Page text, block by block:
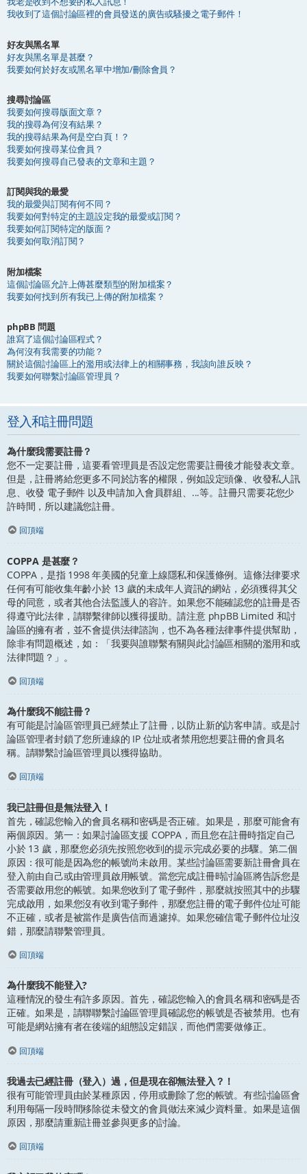
我收到了這個討論區裡的會員發送的廣告或騷擾之電子郵件！
好友與黑名單
好友與黑名單是甚麼？
我要如何於好友或黑名單中增加/刪除會員？
搜尋討論區
我要如何搜尋版面文章？
我的搜尋為何沒有結果？
我的搜尋結果為何是空白頁！？
我要如何搜尋某位會員？
我要如何搜尋自己發表的文章和主題？
訂閱與我的最愛
我的最愛與訂閱有何不同？
我要如何對特定的主題設定我的最愛或訂閱？
我要如何訂閱特定的版面？
我要如何取消訂閱？
附加檔案
這個討論區允許上傳甚麼類型的附加檔案？
我要如何找到所有我已上傳的附加檔案？
phpBB 問題
誰寫了這個討論區程式？
為何沒有我需要的功能？
關於這個討論區上的濫用或法律上的相關事務，我該向誰反映？
我要如何聯繫討論區管理員？
登入和註冊問題
為什麼我需要註冊？
您不一定要註冊，這要看管理員是否設定您需要註冊後才能發表文章。
但是，註冊將給您更多不同於訪客的權限，例如設定頭像、收發私人訊
息、收發 電子郵件 以及申請加入會員群組、...等。註冊只需要花您少
許時間，所以建議您註冊。
回頂端
COPPA 是甚麼？
COPPA，是指 1998 年美國的兒童上線隱私和保護條例。這條法律要求
任何有可能收集年齡小於 13 歲的未成年人資訊的網站，必須獲得其父
母的同意，或者其他合法監護人的容許。如果您不能確認您的註冊是否
得遵守此法律，請聯繫律師以獲得援助。請注意 phpBB Limited 和討
論區的擁有者，並不會提供法律諮詢，也不為各種法律事件提供幫助，
除非有問題概述，如：「我要與誰聯繫有關與此討論區相關的濫用和或
法律問題？」。
回頂端
為什麼我不能註冊？
有可能是討論區管理員已經禁止了註冊，以防止新的訪客申請。或是討
論區管理者封鎖了您所連線的 IP 位址或者禁用您想要註冊的會員名
稱。請聯繫討論區管理員以獲得協助。
回頂端
我已註冊但是無法登入！
首先，確認您輸入的會員名稱和密碼是否正確。如果是，那麼可能會有
兩個原因。第一：如果討論區支援 COPPA，而且您在註冊時指定自己
小於 13 歲，那麼您必須先按照您收到的提示完成必要的步驟。第二個
原因：很可能是因為您的帳號尚未啟用。某些討論區需要新註冊會員在
登入前由自己或由管理員啟用帳號。當您完成註冊時討論區將告訴您是
否需要啟用您的帳號。如果您收到了電子郵件，那麼就按照其中的步驟
完成啟用，如果您沒有收到電子郵件，那麼您註冊的電子郵件位址可能
不正確，或者是被當作是廣告信而過濾掉。如果您確信電子郵件位址沒
錯，那麼請聯繫管理員。
回頂端
為什麼我不能登入?
這種情況的發生有許多原因。首先，確認您輸入的會員名稱和密碼是否
正確。如果是，請聯聯繫討論區管理員確認您的帳號是否被禁用。也有
可能是網站擁有者在後端的組態設定錯誤，而他們需要做修正。
回頂端
我過去已經註冊（登入）過，但是現在卻無法登入？！
很有可能管理員由於某種原因，停用或刪除了您的帳號。有些討論區會
利用每隔一段時間移除從未發文的會員做法來減少資料量。如果是這個
原因，那麼請重新註冊並參與更多的討論。
回頂端